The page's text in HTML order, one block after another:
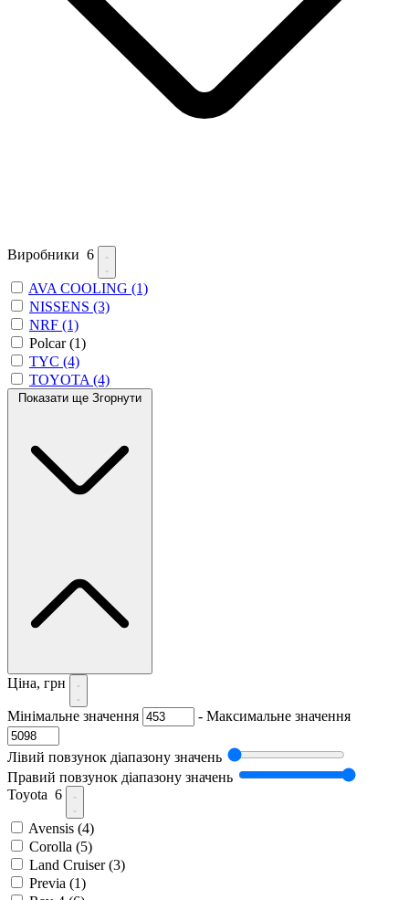
Виробники 6
AVA COOLING (1)
NISSENS (3)
NRF (1)
Polcar(1)
TYC (4)
TOYOTA(4)
Показати ще Згорнути
Ціна, грн
Мінімальне значення - Максимальне значення
Лівий повзунок діапазону значень
Правий повзунок діапазону значень
Toyota 6
Avensis (4)
Corolla (5)
Land Cruiser(3)
Previa (1)